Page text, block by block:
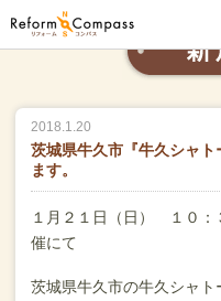
2018.1.20
茨城県牛久市『牛久シャ
ます。
１月２１日（日） １０
催にて
茨城県牛久市の牛久シャ